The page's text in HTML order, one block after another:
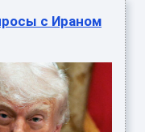
с Ираном